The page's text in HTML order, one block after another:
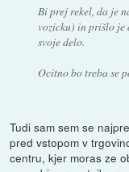
Bi prej rekel, da je
vozicku) in prišlo
svoje delo.
Ocitno bo treba se
Tudi sam sem se
pred vstopom v
centru, kjer moras ze